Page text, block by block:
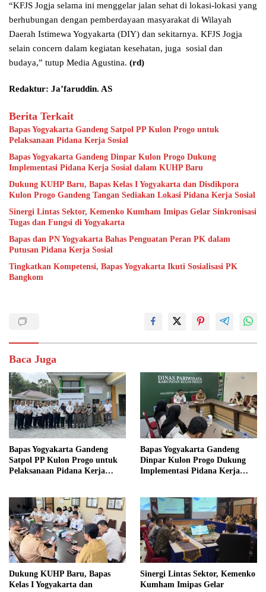
“KFJS Jogja selama ini menggelar jalan sehat di lokasi-lokasi yang
berhubungan dengan pemberdayaan masyarakat di Wilayah
Daerah Istimewa Yogyakarta (DIY) dan sekitarnya. KFJS Jogja
selain concern dalam kegiatan kesehatan, juga sosial dan
budaya,” tutup Media Agustina. (rd)
Redaktur: Ja’faruddin. AS
Berita Terkait
Bapas Yogyakarta Gandeng Satpol PP Kulon Progo untuk
Pelaksanaan Pidana Kerja Sosial
Bapas Yogyakarta Gandeng Dinpar Kulon Progo Dukung
Implementasi Pidana Kerja Sosial dalam KUHP Baru
Dukung KUHP Baru, Bapas Kelas I Yogyakarta dan Disdikpora
Kulon Progo Gandeng Tangan Sediakan Lokasi Pidana Kerja Sosial
Sinergi Lintas Sektor, Kemenko Kumham Imipas Gelar Sinkronisasi
Tugas dan Fungsi di Yogyakarta
Bapas dan PN Yogyakarta Bahas Penguatan Peran PK dalam
Putusan Pidana Kerja Sosial
Tingkatkan Kompetensi, Bapas Yogyakarta Ikuti Sosialisasi PK
Bangkom
Baca Juga
Bapas Yogyakarta Gandeng
Satpol PP Kulon Progo untuk
Pelaksanaan Pidana Kerja
Bapas Yogyakarta Gandeng
Dinpar Kulon Progo Dukung
Implementasi Pidana Kerja
Dukung KUHP Baru, Bapas
Kelas I Yogyakarta dan
Sinergi Lintas Sektor, Kemenko
Kumham Imipas Gelar